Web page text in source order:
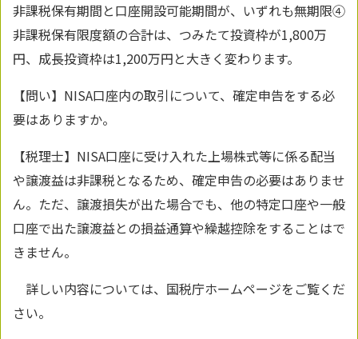
非課税保有期間と口座開設可能期間が、いずれも無期限④
非課税保有限度額の合計は、つみたて投資枠が1,800万
円、成長投資枠は1,200万円と大きく変わります。
【問い】NISA口座内の取引について、確定申告をする必
要はありますか。
【税理士】NISA口座に受け入れた上場株式等に係る配当
や譲渡益は非課税となるため、確定申告の必要はありませ
ん。ただ、譲渡損失が出た場合でも、他の特定口座や一般
口座で出た譲渡益との損益通算や繰越控除をすることはで
きません。
詳しい内容については、国税庁ホームページをご覧くだ
さい。